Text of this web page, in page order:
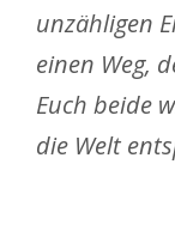
unzähligen
einen Weg,
Euch beide
die Welt